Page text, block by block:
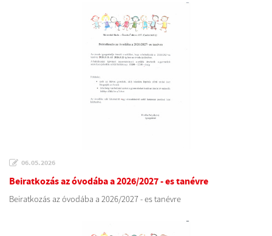
06.05.2026
Beiratkozás az óvodába a 2026/2027 - es tanévre
Beiratkozás az óvodába a 2026/2027 - es tanévre